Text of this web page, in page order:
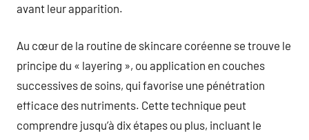
avant leur apparition.
Au cœur de la routine de skincare coréenne se trouve le
principe du « layering », ou application en couches
successives de soins, qui favorise une pénétration
efficace des nutriments. Cette technique peut
comprendre jusqu’à dix étapes ou plus, incluant le